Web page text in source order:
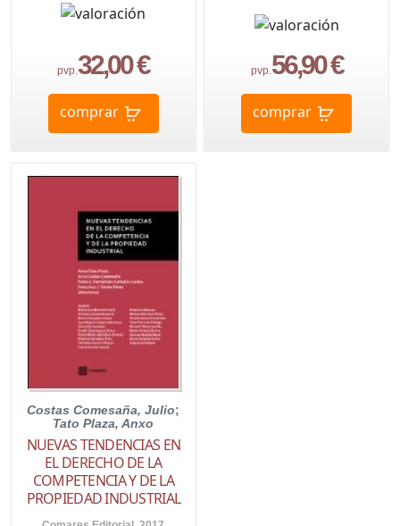
pvp.32,00 €
comprar
pvp.56,90 €
comprar
Costas Comesaña, Julio;
Tato Plaza, Anxo
NUEVAS TENDENCIAS EN
EL DERECHO DE LA
COMPETENCIA Y DE LA
PROPIEDAD INDUSTRIAL